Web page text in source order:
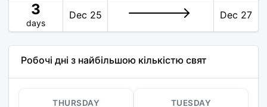
3
days
Dec 25 Dec 27
Робочі дні з найбільшою кількістю свят
THURSDAY TUESDAY